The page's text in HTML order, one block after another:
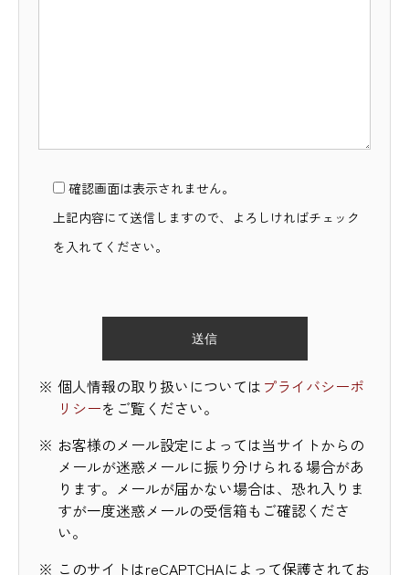
確認画面は表示されません。
上記内容にて送信しますので、よろしければチェック
を入れてください。
個人情報の取り扱いについては プライバシーポ
リシーをご覧ください。
お客様のメール設定によっては当サイトからの
メールが迷惑メールに振り分けられる場合があ
ります。メールが届かない場合は、恐れ入りま
すが一度迷惑メールの受信箱もご確認くださ
い。
このサイトはreCAPTCHAによって保護されてお